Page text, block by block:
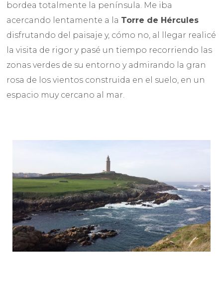
bordea totalmente la península. Me iba
acercando lentamente a la Torre de Hércules
disfrutando del paisaje y, cómo no, al llegar realicé
la visita de rigor y pasé un tiempo recorriendo las
zonas verdes de su entorno y admirando la gran
rosa de los vientos construida en el suelo, en un
espacio muy cercano al mar.